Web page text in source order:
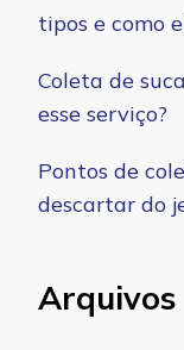
tipos e como
Coleta de
esse serviço?
Pontos de
descartar do
Arquivos